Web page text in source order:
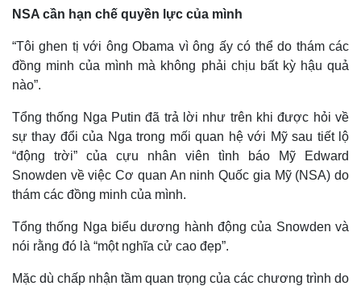
NSA cần hạn chế quyền lực của mình
“Tôi ghen tị với ông Obama vì ông ấy có thể do thám các
đồng minh của mình mà không phải chịu bất kỳ hậu quả
nào”.
Tổng thống Nga Putin đã trả lời như trên khi được hỏi về
sự thay đổi của Nga trong mối quan hệ với Mỹ sau tiết lộ
“động trời” của cựu nhân viên tình báo Mỹ Edward
Snowden về việc Cơ quan An ninh Quốc gia Mỹ (NSA) do
thám các đồng minh của mình.
Tổng thống Nga biểu dương hành động của Snowden và
nói rằng đó là “một nghĩa cử cao đẹp”.
Mặc dù chấp nhận tầm quan trọng của các chương trình do